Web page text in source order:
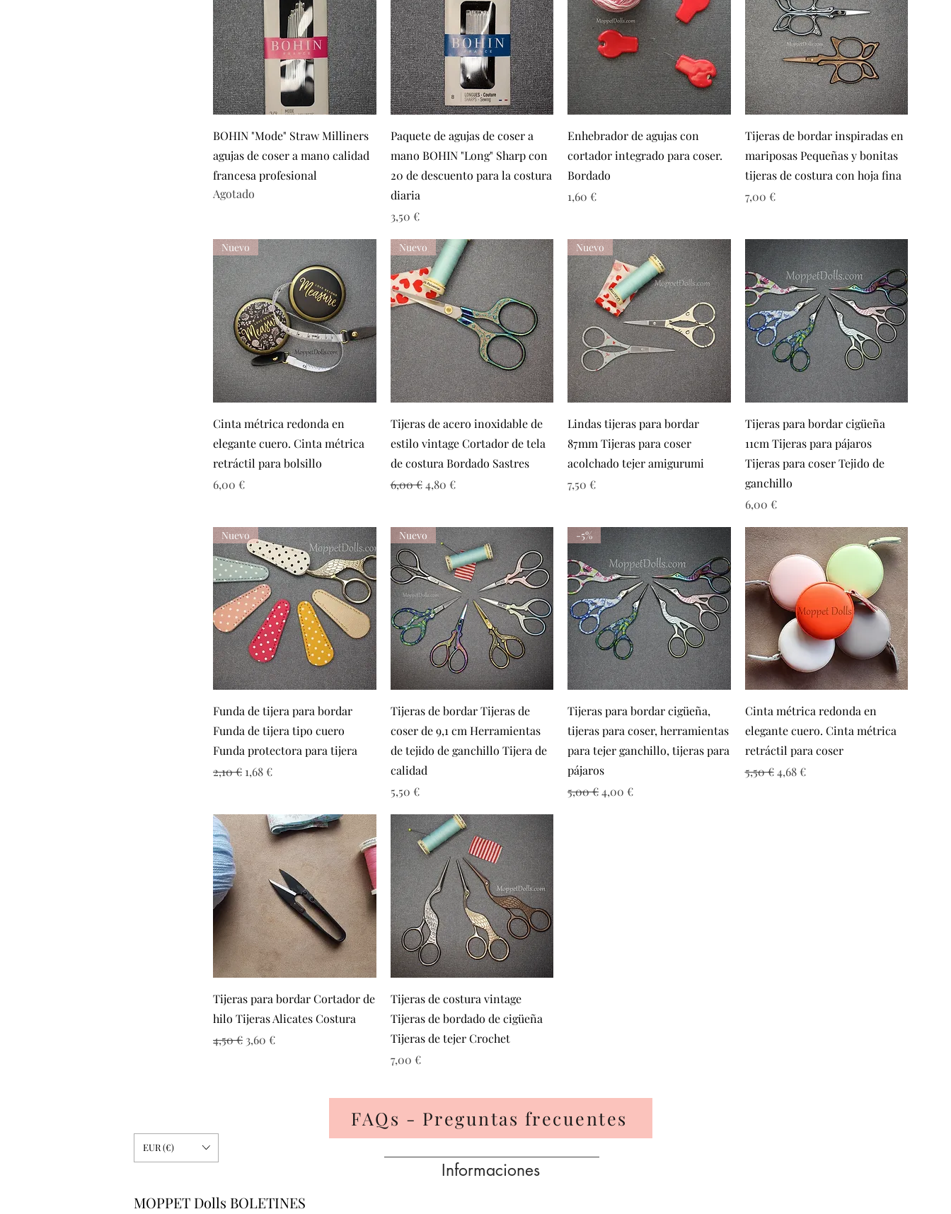
Vista rápida
BOHIN "Mode" Straw Milliners
agujas de coser a mano calidad
francesa profesional
Agotado
Vista rápida
Paquete de agujas de coser a
mano BOHIN "Long" Sharp con
20 de descuento para la costura
diaria
Precio
3,50 €
Vista rápida
Enhebrador de agujas con
cortador integrado para coser.
Bordado
Precio
1,60 €
Vista rápida
Tijeras de bordar inspiradas en
mariposas Pequeñas y bonitas
tijeras de costura con hoja fina
Precio
7,00 €
Vista rápida
Nuevo
Cinta métrica redonda en
elegante cuero. Cinta métrica
retráctil para bolsillo
Precio
6,00 €
Vista rápida
Nuevo
Tijeras de acero inoxidable de
estilo vintage Cortador de tela
de costura Bordado Sastres
Precio
6,00 € Precio de oferta
4,80 €
Vista rápida
Nuevo
Lindas tijeras para bordar
87mm Tijeras para coser
acolchado tejer amigurumi
Precio
7,50 €
Vista rápida
Tijeras para bordar cigüeña
11cm Tijeras para pájaros
Tijeras para coser Tejido de
ganchillo
Precio
6,00 €
Vista rápida
Nuevo
Funda de tijera para bordar
Funda de tijera tipo cuero
Funda protectora para tijera
Precio
2,10 € Precio de oferta
1,68 €
Vista rápida
Nuevo
Tijeras de bordar Tijeras de
coser de 9,1 cm Herramientas
de tejido de ganchillo Tijera de
calidad
Precio
5,50 €
Vista rápida
-5%
Tijeras para bordar cigüeña,
tijeras para coser, herramientas
para tejer ganchillo, tijeras para
pájaros
Precio
5,00 € Precio de oferta
4,00 €
Vista rápida
Cinta métrica redonda en
elegante cuero. Cinta métrica
retráctil para coser
Precio
5,50 € Precio de oferta
4,68 €
Vista rápida
Tijeras para bordar Cortador de
hilo Tijeras Alicates Costura
Precio
4,50 € Precio de oferta
3,60 €
Vista rápida
Tijeras de costura vintage
Tijeras de bordado de cigüeña
Tijeras de tejer Crochet
Precio
7,00 €
EUR (€)
FAQs - Preguntas frecuentes
Informaciones
MOPPET Dolls BOLETINES